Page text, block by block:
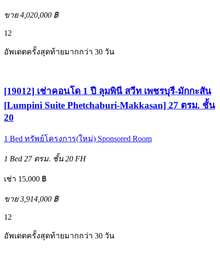
ขาย 4,020,000 ฿
12
อัพเดตครั้งสุดท้ายมากกว่า 30 วัน
[19012] เช่าคอนโด 1 ปี ลุมพินี สวีท เพชรบุรี-มักกะสัน
[Lumpini Suite Phetchaburi-Makkasan] 27 ตรม. ชั้น
20
1 Bed ทรัพย์โครงการ(ใหม่) Sponsored Room
1 Bed 27 ตรม. ชั้น 20 FH
เช่า 15,000 ฿
ขาย 3,914,000 ฿
12
อัพเดตครั้งสุดท้ายมากกว่า 30 วัน